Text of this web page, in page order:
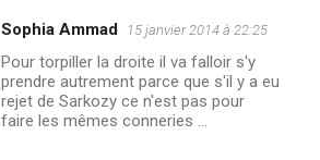
Sophia Ammad 15 janvier 2014 à 22:25
Pour torpiller la droite il va falloir s'y
prendre autrement parce que s'il y a eu
rejet de Sarkozy ce n'est pas pour
faire les mêmes conneries ...